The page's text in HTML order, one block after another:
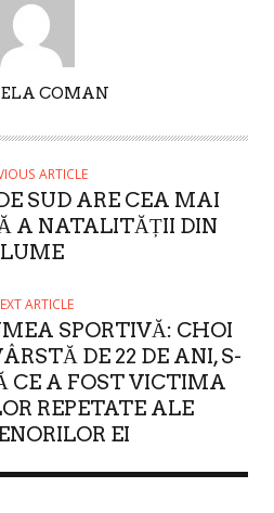
COMAN
ARTICLE
SUD ARE CEA MAI
A NATALITĂȚII DIN
LUME
ARTICLE
SPORTIVĂ: CHOI
DE 22 DE ANI, S-
CE A FOST VICTIMA
REPETATE ALE
EI